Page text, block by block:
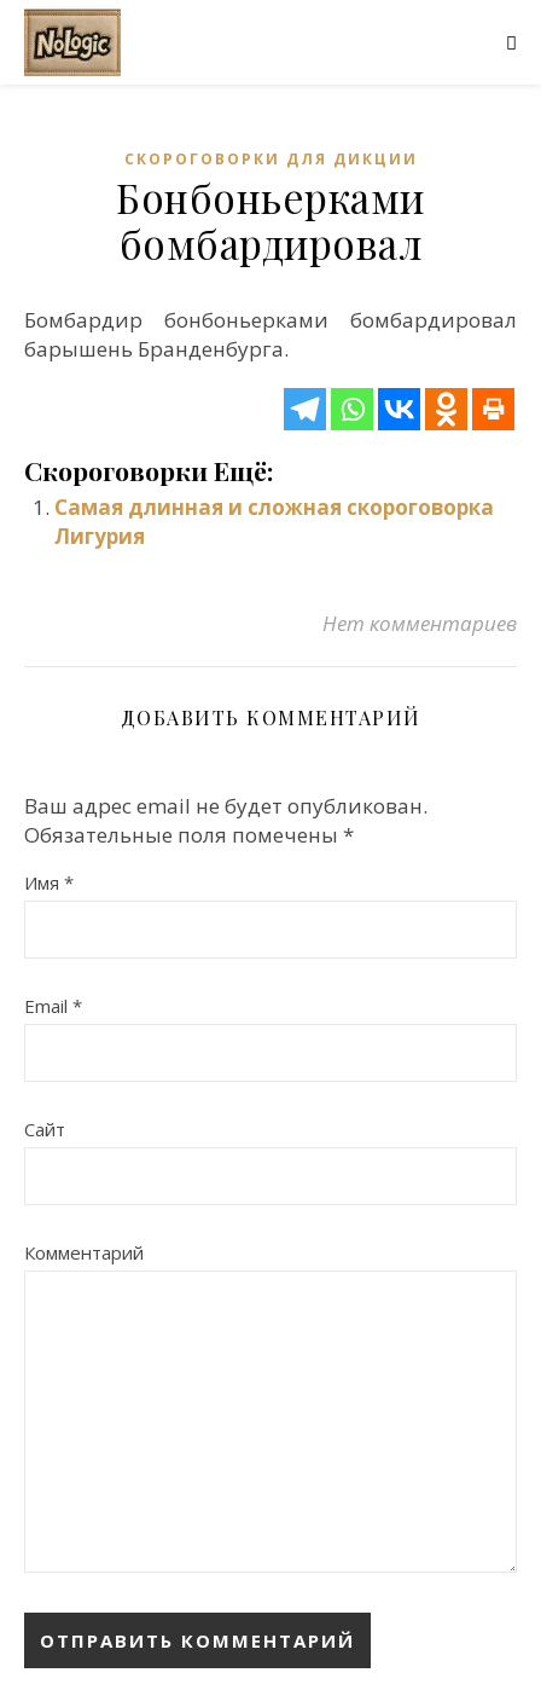
СКОРОГОВОРКИ ДЛЯ ДИКЦИИ
Бонбоньерками
бомбардировал
Бомбардир бонбоньерками бомбардировал
барышень Бранденбурга.
Скороговорки Ещё:
Самая длинная и сложная скороговорка
Лигурия
Нет комментариев
ДОБАВИТЬ КОММЕНТАРИЙ
Ваш адрес email не будет опубликован.
Обязательные поля помечены *
Имя *
Email *
Сайт
Комментарий